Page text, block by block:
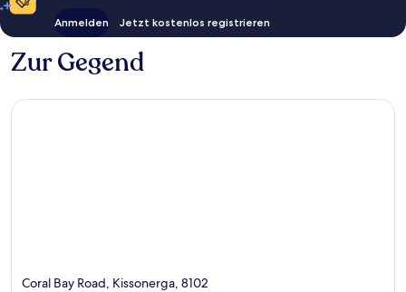
Anmelden Jetzt kostenlos registrieren
Zur Gegend
Coral Bay Road, Kissonerga, 8102